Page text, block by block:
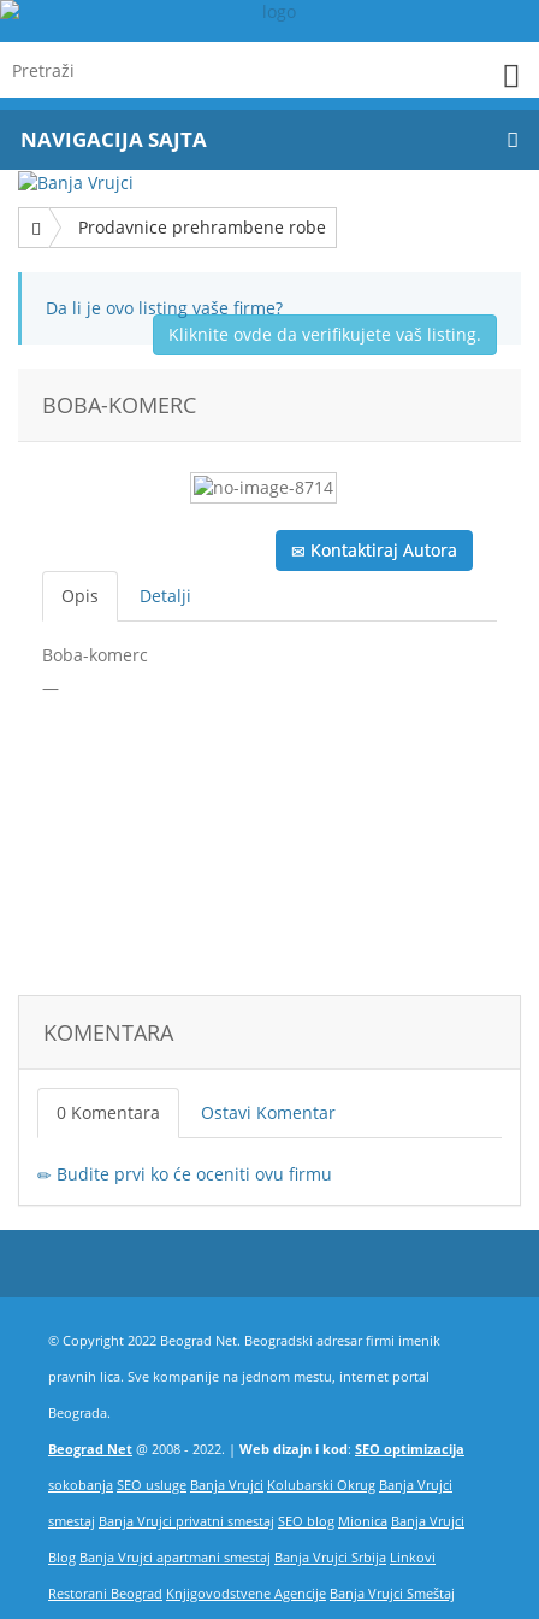
NAVIGACIJA SAJTA
Prodavnice prehrambene robe
Da li je ovo listing vaše firme?
Kliknite ovde da verifikujete vaš listing.
BOBA-KOMERC
Kontaktiraj Autora
Opis
Detalji
Boba-komerc
—
KOMENTARA
0 Komentara Ostavi Komentar
Budite prvi ko će oceniti ovu firmu
© Copyright 2022 Beograd Net. Beogradski adresar firmi imenik
pravnih lica. Sve kompanije na jednom mestu, internet portal
Beograda.
Beograd Net @ 2008 - 2022. | Web dizajn i kod: SEO optimizacija
sokobanja SEO usluge Banja Vrujci Kolubarski Okrug Banja Vrujci
smestaj Banja Vrujci privatni smestaj SEO blog Mionica Banja Vrujci
Blog Banja Vrujci apartmani smestaj Banja Vrujci Srbija Linkovi
Restorani Beograd Knjigovodstvene Agencije Banja Vrujci Smeštaj